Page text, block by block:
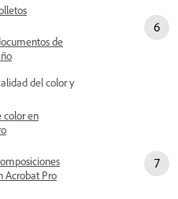
de
del color y
color en
Acrobat Pro